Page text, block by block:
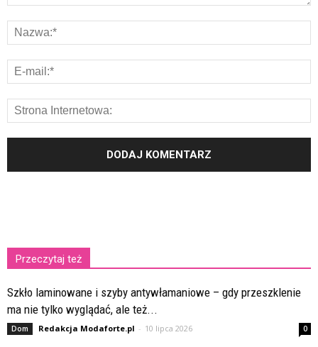
Przeczytaj też
Szkło laminowane i szyby antywłamaniowe – gdy przeszklenie
ma nie tylko wyglądać, ale też...
Dom Redakcja Modaforte.pl - 10 lipca 2026 0